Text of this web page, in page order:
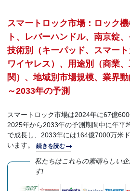
スマートロック市場：ロック
ト、レバーハンドル、南京錠
技術別（キーパッド、スマート
ワイヤレス）、用途別（商業
関）、地域別市場規模、業界
～2033年の予測
スマートロック市場は2024年に67億
2025年から2033年の予測期間中に年平
で成長し、2033年には164億7000万米
います。 続きを読む
私たちはこれらの素晴らしい
す!